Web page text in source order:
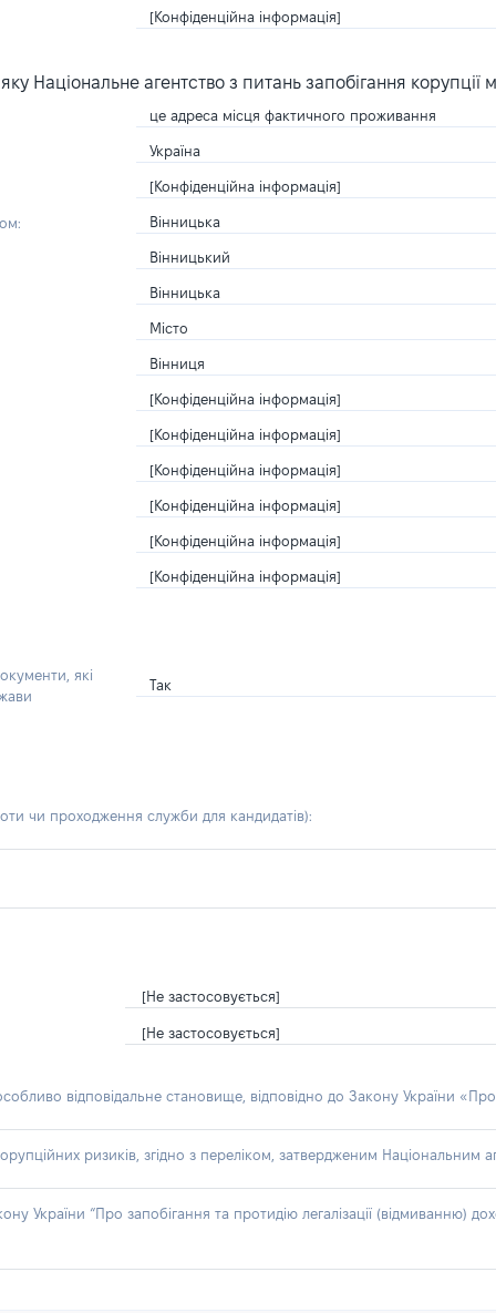
[Конфіденційна інформація]
Національне агентство з питань запобігання
це адреса місця фактичного проживання
Україна
[Конфіденційна інформація]
Вінницька
Вінницький
Вінницька
Місто
Вінниця
[Конфіденційна інформація]
[Конфіденційна інформація]
[Конфіденційна інформація]
[Конфіденційна інформація]
[Конфіденційна інформація]
[Конфіденційна інформація]
які
Так
чи проходження служби для кандидатів):
[Не застосовується]
[Не застосовується]
відповідальне становище, відповідно до Закону України «Про
ризиків, згідно з переліком, затвердженим Національним
України “Про запобігання та протидію легалізації